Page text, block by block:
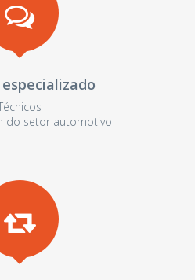
do setor automotivo